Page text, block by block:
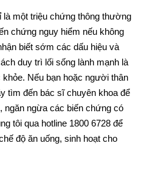
một triệu chứng thông thường
chứng nguy hiểm nếu không
biết sớm các dấu hiệu và
duy trì lối sống lành mạnh là
Nếu bạn hoặc người thân
tìm đến bác sĩ chuyên khoa để
ngừa các biến chứng có
tôi qua hotline 1800 6728 để
độ ăn uống, sinh hoạt cho